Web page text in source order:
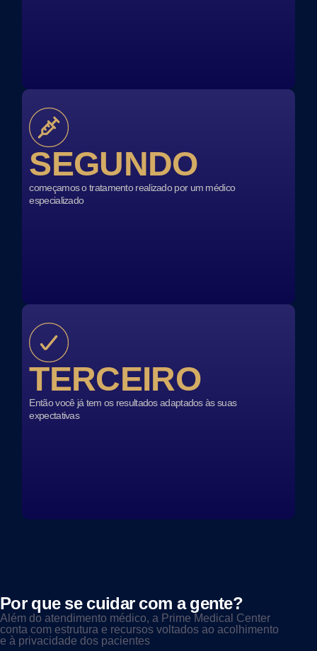
SEGUNDO
começamos o tratamento realizado por um médico
especializado
TERCEIRO
Então você já tem os resultados adaptados às suas
expectativas
Por que se cuidar com a gente?
Além do atendimento médico, a Prime Medical Center
conta com estrutura e recursos voltados ao acolhimento
e à privacidade dos pacientes